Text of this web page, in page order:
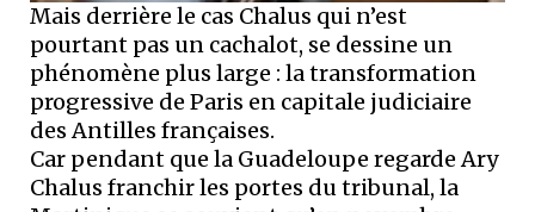
Mais derrière le cas Chalus qui n’est
pourtant pas un cachalot, se dessine un
phénomène plus large : la transformation
progressive de Paris en capitale judiciaire
des Antilles françaises.
Car pendant que la Guadeloupe regarde Ary
Chalus franchir les portes du tribunal, la